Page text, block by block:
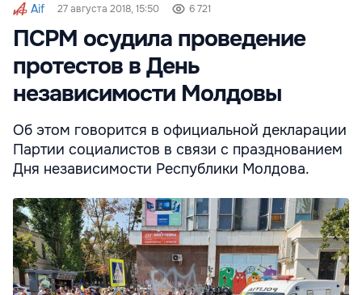
Aif 27 августа 2018, 15:50 6 721
ПСРМ осудила проведение
протестов в День
независимости Молдовы
Об этом говорится в официальной декларации
Партии социалистов в связи с празднованием
Дня независимости Республики Молдова.